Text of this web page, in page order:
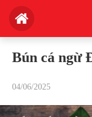
Bún cá ngừ
04/06/2025